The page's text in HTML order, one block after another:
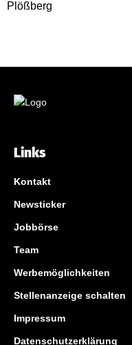
Links
Kontakt
Newsticker
Jobbörse
Team
Werbemöglichkeiten
Stellenanzeige schalten
Impressum
Datenschutzerklärung